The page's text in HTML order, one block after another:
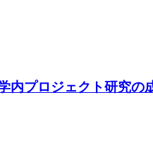
内プロジェクト研究の